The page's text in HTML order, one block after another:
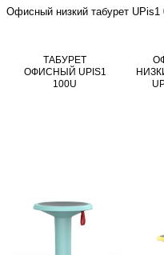
Офисный низкий табурет UPis1
ТАБУРЕТ
ОФИСНЫЙ UPIS1
100U